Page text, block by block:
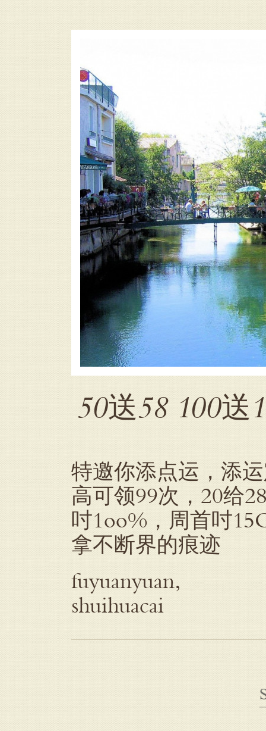
50送58 100送
特邀你添点运，添
高可领99次，20给
吋1oo%，周首吋
拿不断界的痕迹
fuyuanyuan,
shuihuacai